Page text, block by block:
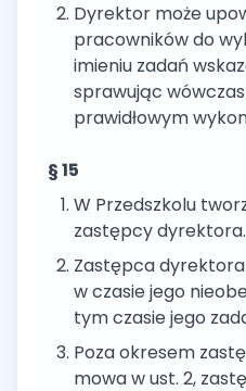
Dyrektor może
pracowników do
imieniu zadań
sprawując
prawidłowym
§ 15
W Przedszkolu
zastępcy dyrektora.
Zastępca
w czasie jego
tym czasie jego
Poza okresem
mowa w ust. 2,